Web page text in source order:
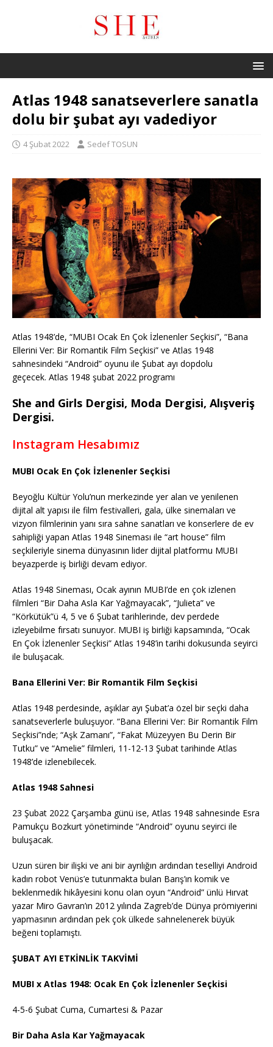
Atlas 1948 sanatseverlere sanatla
dolu bir şubat ayı vadediyor
4 Şubat 2022 Sedef TOSUN
Atlas 1948’de, “MUBI Ocak En Çok İzlenenler Seçkisi”, “Bana
Ellerini Ver: Bir Romantik Film Seçkisi” ve Atlas 1948
sahnesindeki “Android” oyunu ile Şubat ayı dopdolu
geçecek. Atlas 1948 şubat 2022 programı
She and Girls Dergisi, Moda Dergisi, Alışveriş
Dergisi.
Instagram Hesabımız
MUBI Ocak En Çok İzlenenler Seçkisi
Beyoğlu Kültür Yolu’nun merkezinde yer alan ve yenilenen
dijital alt yapısı ile film festivalleri, gala, ülke sinemaları ve
vizyon filmlerinin yanı sıra sahne sanatları ve konserlere de ev
sahipliği yapan Atlas 1948 Sineması ile “art house” film
seçkileriyle sinema dünyasının lider dijital platformu MUBI
beyazperde iş birliği devam ediyor.
Atlas 1948 Sineması, Ocak ayının MUBI’de en çok izlenen
filmleri “Bir Daha Asla Kar Yağmayacak”, “Julieta” ve
“Körkütük”ü 4, 5 ve 6 Şubat tarihlerinde, dev perdede
izleyebilme fırsatı sunuyor. MUBI iş birliği kapsamında, “Ocak
En Çok İzlenenler Seçkisi” Atlas 1948’in tarihi dokusunda seyirci
ile buluşacak.
Bana Ellerini Ver: Bir Romantik Film Seçkisi
Atlas 1948 perdesinde, aşıklar ayı Şubat’a özel bir seçki daha
sanatseverlerle buluşuyor. “Bana Ellerini Ver: Bir Romantik Film
Seçkisi”nde; “Aşk Zamanı”, “Fakat Müzeyyen Bu Derin Bir
Tutku” ve “Amelie” filmleri, 11-12-13 Şubat tarihinde Atlas
1948’de izlenebilecek.
Atlas 1948 Sahnesi
23 Şubat 2022 Çarşamba günü ise, Atlas 1948 sahnesinde Esra
Pamukçu Bozkurt yönetiminde “Android” oyunu seyirci ile
buluşacak.
Uzun süren bir ilişki ve ani bir ayrılığın ardından teselliyi Android
kadın robot Venüs’e tutunmakta bulan Barış’ın komik ve
beklenmedik hikâyesini konu olan oyun “Android” ünlü Hırvat
yazar Miro Gavran’ın 2012 yılında Zagreb’de Dünya prömiyerini
yapmasının ardından pek çok ülkede sahnelenerek büyük
beğeni toplamıştı.
ŞUBAT AYI ETKİNLİK TAKVİMİ
MUBI x Atlas 1948: Ocak En Çok İzlenenler Seçkisi
4-5-6 Şubat Cuma, Cumartesi & Pazar
Bir Daha Asla Kar Yağmayacak